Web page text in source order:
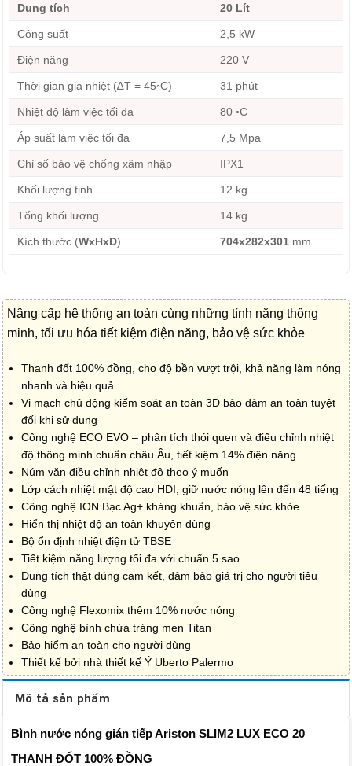
Dung tích 20 Lít
Công suất 2,5 kW
Điện năng 220 V
Thời gian gia nhiệt (∆T = 45◦C) 31 phút
Nhiệt độ làm việc tối đa 80 ◦C
Áp suất làm việc tối đa 7,5 Mpa
Chỉ số bảo vệ chống xâm nhập IPX1
Khối lượng tịnh 12 kg
Tổng khối lượng 14 kg
Kích thước (WxHxD) 704x282x301mm
Nâng cấp hệ thống an toàn cùng những tính năng thông
minh, tối ưu hóa tiết kiệm điện năng, bảo vệ sức khỏe
Thanh đốt 100% đồng, cho độ bền vượt trội, khả năng làm nóng
nhanh và hiệu quả
Vi mạch chủ động kiểm soát an toàn 3D bảo đảm an toàn tuyệt
đối khi sử dụng
Công nghệ ECO EVO – phân tích thói quen và điểu chỉnh nhiệt
độ thông minh chuẩn châu Âu, tiết kiệm 14% điện năng
Núm vặn điều chỉnh nhiệt độ theo ý muốn
Lớp cách nhiệt mật độ cao HDI, giữ nước nóng lên đến 48 tiếng
Công nghệ ION Bạc Ag+ kháng khuẩn, bảo vệ sức khỏe
Hiển thị nhiệt độ an toàn khuyên dùng
Bộ ổn định nhiệt điện tử TBSE
Tiết kiệm năng lượng tối đa với chuẩn 5 sao
Dung tích thật đúng cam kết, đảm bảo giá trị cho người tiêu
dùng
Công nghệ Flexomix thêm 10% nước nóng
Công nghệ bình chứa tráng men Titan
Bảo hiểm an toàn cho người dùng
Thiết kế bởi nhà thiết kế Ý Uberto Palermo
Mô tả sản phẩm
Bình nước nóng gián tiếp Ariston SLIM2 LUX ECO 20
THANH ĐỐT 100% ĐỒNG